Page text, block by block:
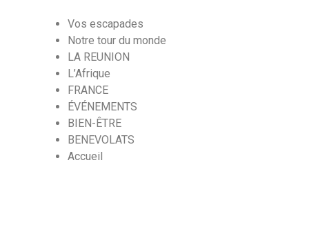
Vos escapades
Notre tour du monde
LA REUNION
L’Afrique
FRANCE
ÉVÉNEMENTS
BIEN-ÊTRE
BENEVOLATS
Accueil